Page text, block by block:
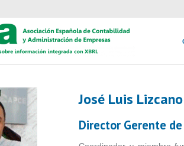
José Luis Lizcano
Director Gerente de